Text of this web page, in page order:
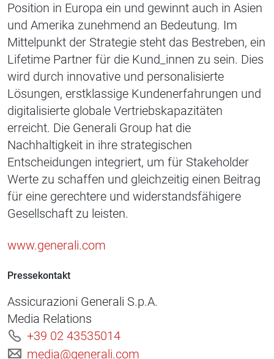
Position in Europa ein und gewinnt auch in Asien
und Amerika zunehmend an Bedeutung. Im
Mittelpunkt der Strategie steht das Bestreben, ein
Lifetime Partner für die Kund_innen zu sein. Dies
wird durch innovative und personalisierte
Lösungen, erstklassige Kundenerfahrungen und
digitalisierte globale Vertriebskapazitäten
erreicht. Die Generali Group hat die
Nachhaltigkeit in ihre strategischen
Entscheidungen integriert, um für Stakeholder
Werte zu schaffen und gleichzeitig einen Beitrag
für eine gerechtere und widerstandsfähigere
Gesellschaft zu leisten.
www.generali.com
Pressekontakt
Assicurazioni Generali S.p.A.
Media Relations
+39 02 43535014
media@generali.com